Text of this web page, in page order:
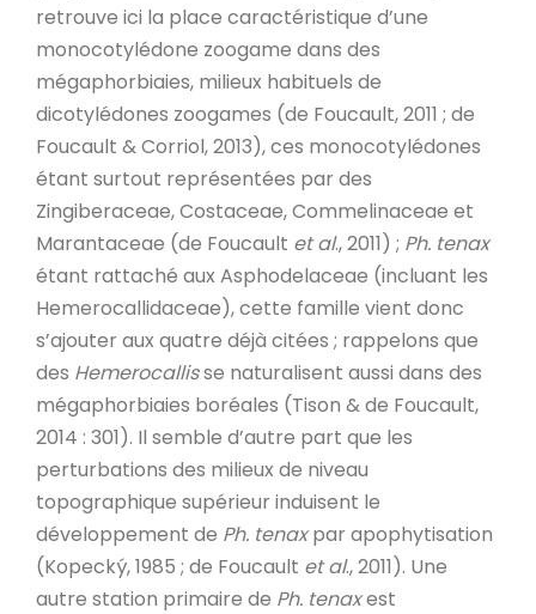
retrouve ici la place caractéristique d’une
monocotylédone zoogame dans des
mégaphorbiaies, milieux habituels de
dicotylédones zoogames (de Foucault, 2011 ; de
Foucault & Corriol, 2013), ces monocotylédones
étant surtout représentées par des
Zingiberaceae, Costaceae, Commelinaceae et
Marantaceae (de Foucault et al., 2011) ; Ph. tenax
étant rattaché aux Asphodelaceae (incluant les
Hemerocallidaceae), cette famille vient donc
s’ajouter aux quatre déjà citées ; rappelons que
des Hemerocallisse naturalisent aussi dans des
mégaphorbiaies boréales (Tison & de Foucault,
2014 : 301). Il semble d’autre part que les
perturbations des milieux de niveau
topographique supérieur induisent le
développement de Ph. tenaxpar apophytisation
(Kopecký, 1985 ; de Foucault et al., 2011). Une
autre station primaire de Ph. tenaxest